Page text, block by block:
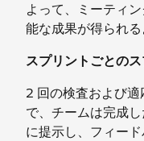
よって、ミーティ
能な成果が得られる
スプリントごとの
2 回の検査および
で、チームは完成
に提示し、フィー